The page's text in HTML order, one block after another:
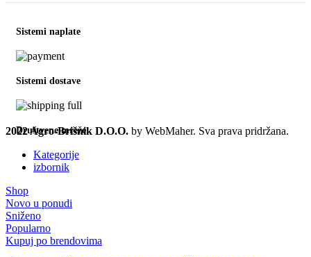
Sistemi naplate
Sistemi dostave
Društvene mreže
2022 Agro-Brišnik D.O.O. by WebMaher. Sva prava pridržana.
Kategorije
izbornik
Shop
Novo u ponudi
Sniženo
Popularno
Kupuj po brendovima